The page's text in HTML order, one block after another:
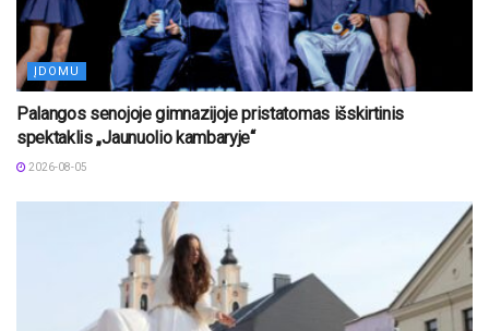
ĮDOMU
Palangos senojoje gimnazijoje pristatomas išskirtinis
spektaklis „Jaunuolio kambaryje“
2026-08-05